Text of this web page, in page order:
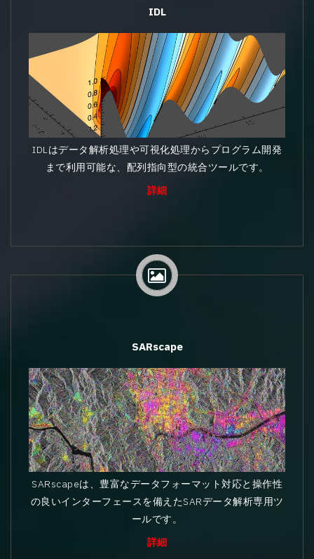
IDL
IDLはデータ解析処理や可視化処理からプログラム開発
まで利用可能な、配列指向型の統合ツールです。
詳細
SARscape
SARscapeは、豊富なデータフォーマット対応と操作性
の良いインターフェースを備えたSARデータ解析専用ツ
ールです。
詳細